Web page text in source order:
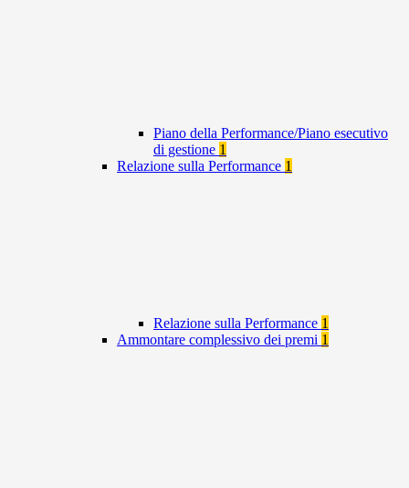
Piano della Performance/Piano esecutivo
di gestione 1
Relazione sulla Performance 1
Relazione sulla Performance 1
Ammontare complessivo dei premi 1